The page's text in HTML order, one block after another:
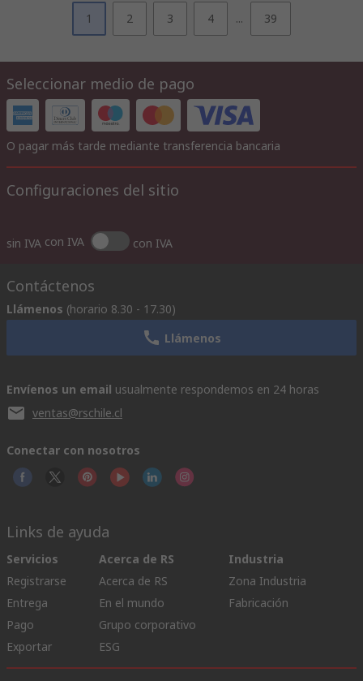
1 2 3 4 ... 39
Seleccionar medio de pago
O pagar más tarde mediante transferencia bancaria
Configuraciones del sitio
sin IVA con IVA con IVA
Contáctenos
Llámenos (horario 8.30 - 17.30)
Llámenos
Envíenos un email usualmente respondemos en 24 horas
ventas@rschile.cl
Conectar con nosotros
Links de ayuda
Servicios
Registrarse
Entrega
Pago
Exportar
Acerca de RS
Acerca de RS
En el mundo
Grupo corporativo
ESG
Industria
Zona Industria
Fabricación